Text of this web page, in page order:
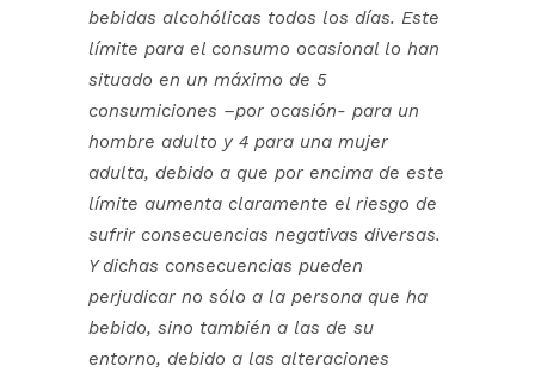
bebidas alcohólicas todos los días. Este
límite para el consumo ocasional lo han
situado en un máximo de 5
consumiciones –por ocasión- para un
hombre adulto y 4 para una mujer
adulta, debido a que por encima de este
límite aumenta claramente el riesgo de
sufrir consecuencias negativas diversas.
Y dichas consecuencias pueden
perjudicar no sólo a la persona que ha
bebido, sino también a las de su
entorno, debido a las alteraciones